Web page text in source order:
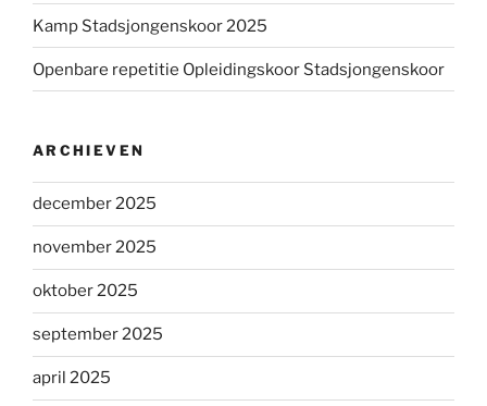
Kamp Stadsjongenskoor 2025
Openbare repetitie Opleidingskoor Stadsjongenskoor
ARCHIEVEN
december 2025
november 2025
oktober 2025
september 2025
april 2025